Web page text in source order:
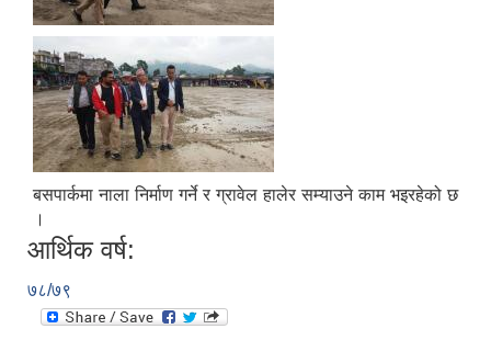
बसपार्कमा नाला निर्माण गर्ने र ग्रावेल हालेर सम्याउने काम भइरहेको छ
।
आर्थिक वर्ष:
७८/७९